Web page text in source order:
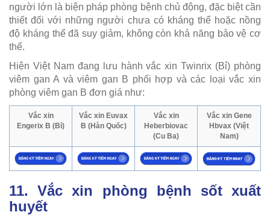
người lớn là biện pháp phòng bệnh chủ động, đặc biệt cần
thiết đối với những người chưa có kháng thể hoặc nồng
độ kháng thể đã suy giảm, không còn khả năng bảo vệ cơ
thể.
Hiện Việt Nam đang lưu hành vắc xin Twinrix (Bỉ) phòng
viêm gan A và viêm gan B phối hợp và các loại vắc xin
phòng viêm gan B đơn giá như:
Vắc xin
Engerix B (Bỉ)
Vắc xin Euvax
B (Hàn Quốc)
Vắc xin
Heberbiovac
(Cu Ba)
Vắc xin Gene
Hbvax (Việt
Nam)
11. Vắc xin phòng bệnh sốt xuất
huyết